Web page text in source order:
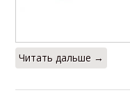
Читать дальше →